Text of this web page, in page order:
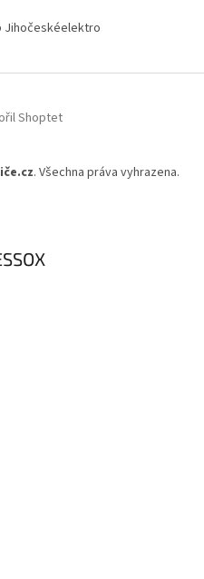
Jihočeskéelektro
Shoptet
. Všechna práva vyhrazena.